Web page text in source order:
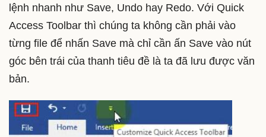
lệnh nhanh như Save, Undo hay Redo. Với Quick
Access Toolbar thì chúng ta không cần phải vào
từng file để nhấn Save mà chỉ cần ấn Save vào nút
góc bên trái của thanh tiêu đề là ta đã lưu được văn
bản.